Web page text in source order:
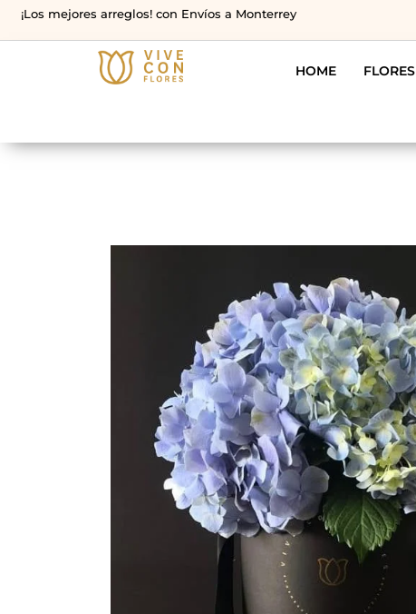
¡Los mejores arreglos! con Envíos a Monterrey
HOME FLORES